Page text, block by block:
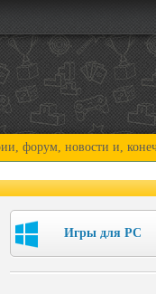
и, конечно,
Игры для PC